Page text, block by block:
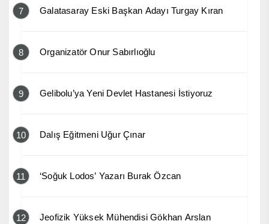
7 Galatasaray Eski Başkan Adayı Turgay Kıran
8 Organizatör Onur Sabırlıoğlu
9 Gelibolu’ya Yeni Devlet Hastanesi İstiyoruz
10 Dalış Eğitmeni Uğur Çınar
11 ‘Soğuk Lodos’ Yazarı Burak Özcan
12 Jeofizik Yüksek Mühendisi Gökhan Arslan